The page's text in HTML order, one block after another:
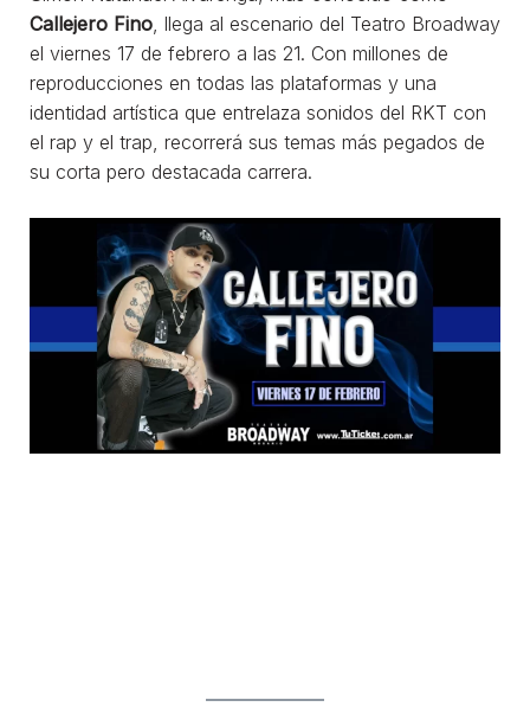
Callejero Fino, llega al escenario del Teatro Broadway
el viernes 17 de febrero a las 21. Con millones de
reproducciones en todas las plataformas y una
identidad artística que entrelaza sonidos del RKT con
el rap y el trap, recorrerá sus temas más pegados de
su corta pero destacada carrera.